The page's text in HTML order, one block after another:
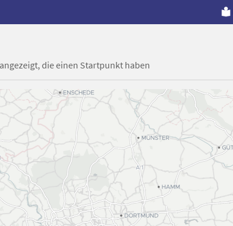
die einen Startpunkt haben